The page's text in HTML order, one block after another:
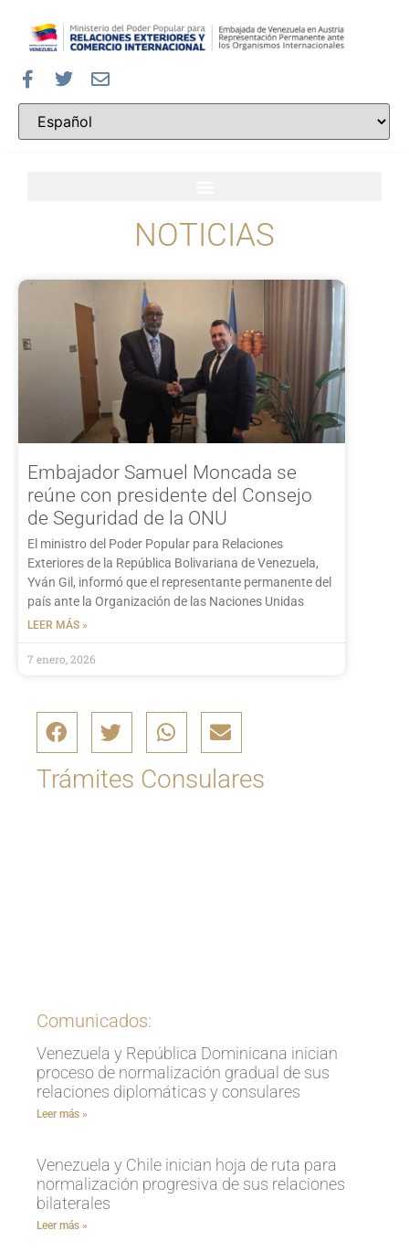
NOTICIAS
Embajador Samuel Moncada se
reúne con presidente del Consejo
de Seguridad de la ONU
El ministro del Poder Popular para Relaciones
Exteriores de la República Bolivariana de Venezuela,
Yván Gil, informó que el representante permanente del
país ante la Organización de las Naciones Unidas
LEER MÁS »
7 enero, 2026
Trámites Consulares
Comunicados:
Venezuela y República Dominicana inician
proceso de normalización gradual de sus
relaciones diplomáticas y consulares
Leer más »
Venezuela y Chile inician hoja de ruta para
normalización progresiva de sus relaciones
bilaterales
Leer más »